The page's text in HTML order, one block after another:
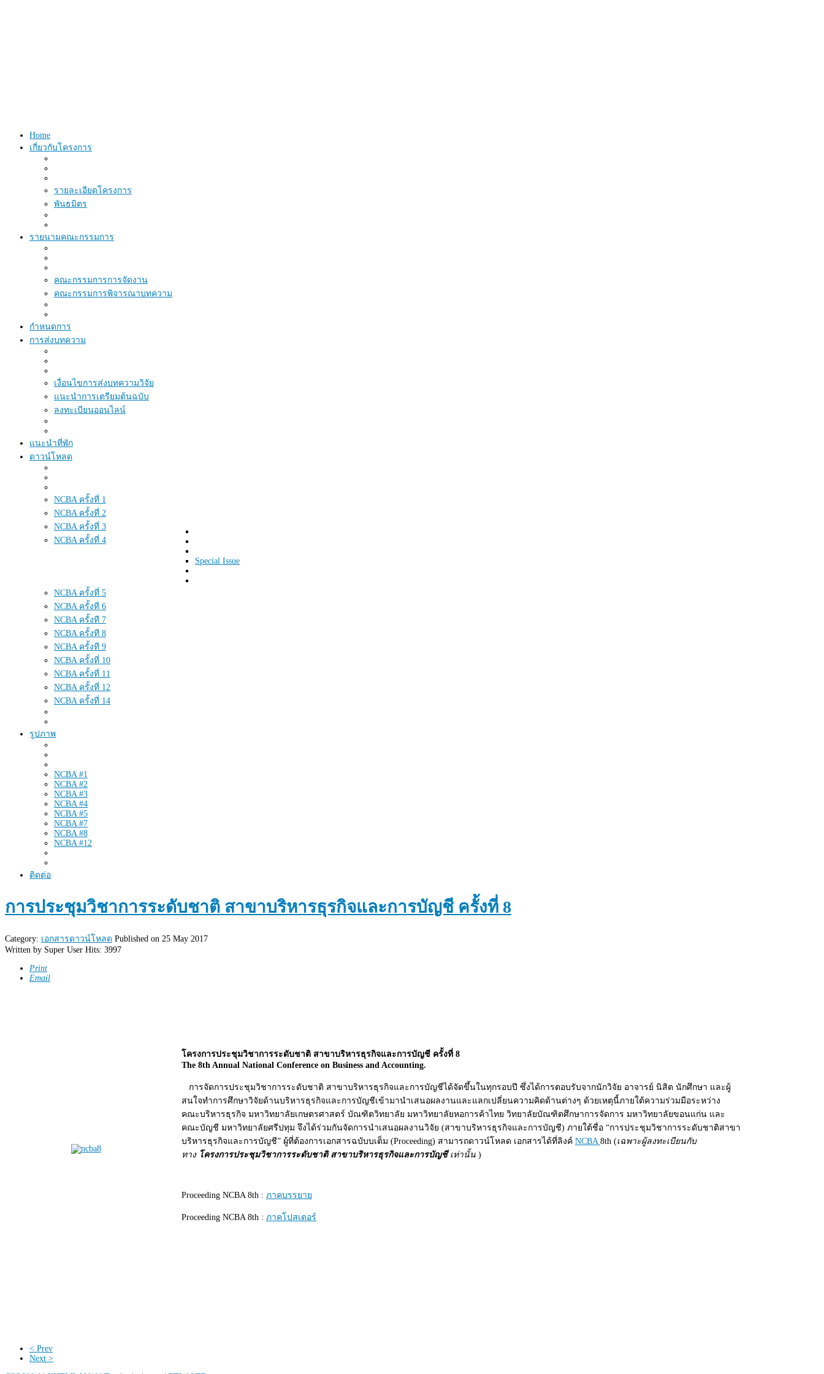
Home
เกี่ยวกับโครงการ
รายละเอียดโครงการ
พันธมิตร
รายนามคณะกรรมการ
คณะกรรมการการจัดงาน
คณะกรรมการพิจารณาบทความ
กำหนดการ
การส่งบทความ
เงื่อนไขการส่งบทความวิจัย
แนะนำการเตรียมต้นฉบับ
ลงทะเบียนออนไลน์
แนะนำที่พัก
ดาวน์โหลด
NCBA ครั้งที่ 1
NCBA ครั้งที่ 2
NCBA ครั้งที่ 3
NCBA ครั้งที่ 4
Special Issue
NCBA ครั้งที่ 5
NCBA ครั้งที 6
NCBA ครั้งที 7
NCBA ครั้งที 8
NCBA ครั้งที 9
NCBA ครั้งที่ 10
NCBA ครั้งที่ 11
NCBA ครั้งที่ 12
NCBA ครั้งที่ 14
รูปภาพ
NCBA #1
NCBA #2
NCBA #3
NCBA #4
NCBA #5
NCBA #7
NCBA #8
NCBA #12
ติดต่อ
การประชุมวิชาการระดับชาติ สาขาบริหารธุรกิจและการบัญชี ครั้งที่ 8
Category: เอกสารดาวน์โหลด Published on 25 May 2017
Written by Super User Hits: 3997
Print
Email
โครงการประชุมวิชาการระดับชาติ สาขาบริหารธุรกิจและการบัญชี ครั้งที่ 8
The 8th Annual National Conference on Business and Accounting.
การจัดการประชุมวิชาการระดับชาติ สาขาบริหารธุรกิจและการบัญชีได้จัดขึ้นในทุกรอบปี ซึ่งได้การตอบรับจากนักวิจัย อาจารย์ นิสิต นักศึกษา และผู้
สนใจทำการศึกษาวิจัยด้านบริหารธุรกิจและการบัญชีเข้ามานำเสนอผลงานและแลกเปลี่ยนความคิดด้านต่างๆ ด้วยเหตุนี้ภายใต้ความร่วมมือระหว่าง
คณะบริหารธุรกิจ มหาวิทยาลัยเกษตรศาสตร์ บัณฑิตวิทยาลัย มหาวิทยาลัยหอการค้าไทย วิทยาลัยบัณฑิตศึกษาการจัดการ มหาวิทยาลัยขอนแก่น และ
คณะบัญชี มหาวิทยาลัยศรีปทุม จึงได้ร่วมกันจัดการนำเสนอผลงานวิจัย (สาขาบริหารธุรกิจและการบัญชี) ภายใต้ชื่อ “การประชุมวิชาการระดับชาติสาขา
บริหารธุรกิจและการบัญชี” ผู้ที่ต้องการเอกสารฉบับบเต็ม (Proceeding) สามารถดาวน์โหลด เอกสารได้ที่ลิงค์ NCBA 8th (เฉพาะผู้ลงทะเบียนกับ
ทาง โครงการประชุมวิชาการระดับชาติ สาขาบริหารธุรกิจและการบัญชี เท่านั้น )
Proceeding NCBA 8th : ภาคบรรยาย
Proceeding NCBA 8th : ภาคโปสเตอร์
< Prev
Next >